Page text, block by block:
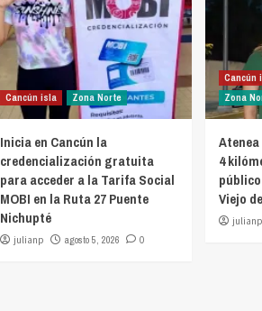
Cancún isla Zona Norte
Inicia en Cancún la
credencialización gratuita
para acceder a la Tarifa Social
MOBI en la Ruta 27 Puente
Nichupté
julianp agosto 5, 2026 0
Cancún
Zona
4
Viejo
julianp